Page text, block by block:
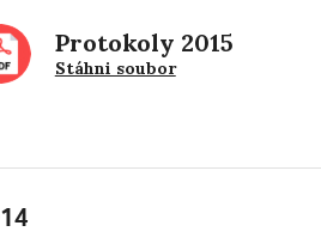
Protokoly 2015
Stáhni soubor